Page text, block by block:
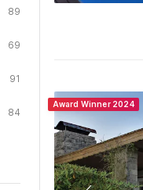
89
69
91
84
Award Winner 2024